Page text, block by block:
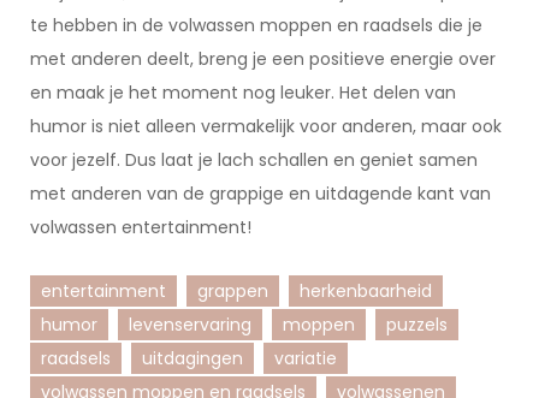
te hebben in de volwassen moppen en raadsels die je
met anderen deelt, breng je een positieve energie over
en maak je het moment nog leuker. Het delen van
humor is niet alleen vermakelijk voor anderen, maar ook
voor jezelf. Dus laat je lach schallen en geniet samen
met anderen van de grappige en uitdagende kant van
volwassen entertainment!
entertainment grappen
herkenbaarheid
humor
levenservaring moppen
puzzels
raadsels
uitdagingen
variatie
volwassen moppen en raadsels
volwassenen